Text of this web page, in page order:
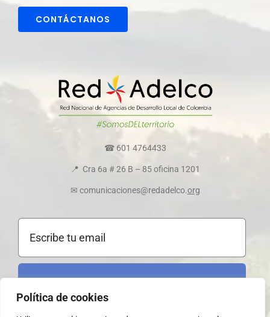
Política de cookies
Comunicaciones
Transparencia y ética empresarial
CONTÁCTANOS
☎ 601 4764433
📍 Cra 6a # 26 B – 85 oficina 1201
✉ comunicaciones@redadelco.org